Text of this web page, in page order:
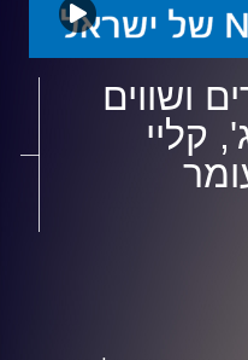
ושווים
קליי